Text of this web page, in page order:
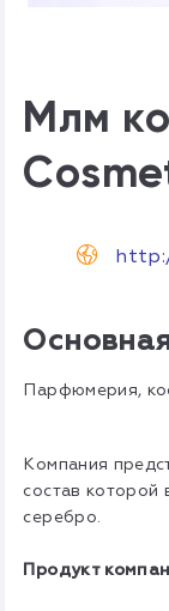
Млм
Парфюмерия,
Компания
состав которой
серебро.
Продукт